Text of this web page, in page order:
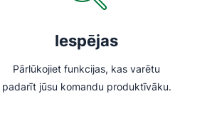
Iespējas
Pārlūkojiet funkcijas, kas varētu
padarīt jūsu komandu produktīvāku.